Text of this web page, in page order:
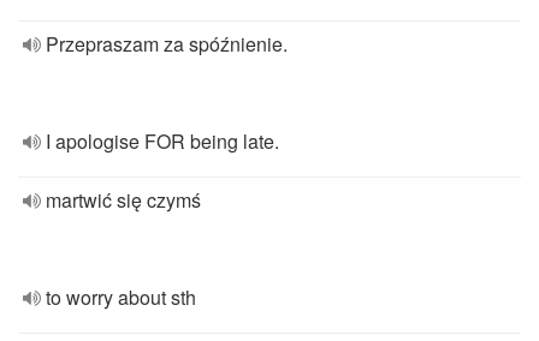
Przepraszam za spóźnienie.
I apologise FOR being late.
martwić się czymś
to worry about sth